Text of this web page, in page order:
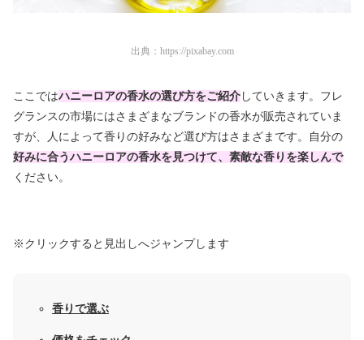
出典： https://pixabay.com
ここではハニーロアの香水の選び方をご紹介 していきます。フレ
グランスの市場にはさまざまなブランドの香水が販売されていま
すが、人によって香りの好みなど選び方はさまざまです。自分の
好みに合うハニーロアの香水を見つけて、素敵な香りを楽しんで
ください。
※クリックすると見出しへジャンプします
香りで選ぶ